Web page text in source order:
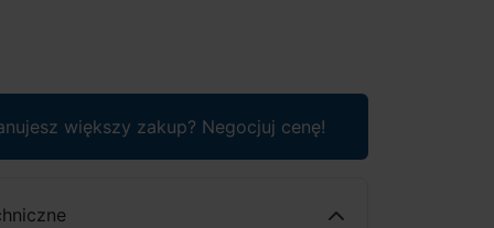
większy zakup? Negocjuj cenę!